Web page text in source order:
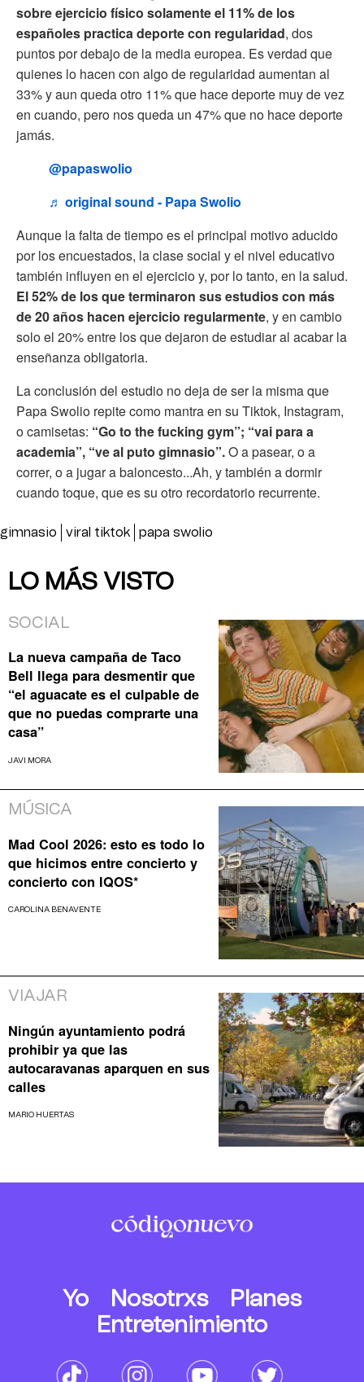
sobre ejercicio físico solamente el 11% de los
españoles practica deporte con regularidad, dos
puntos por debajo de la media europea. Es verdad que
quienes lo hacen con algo de regularidad aumentan al
33% y aun queda otro 11% que hace deporte muy de vez
en cuando, pero nos queda un 47% que no hace deporte
jamás.
@papaswolio
♬ original sound - Papa Swolio
Aunque la falta de tiempo es el principal motivo aducido
por los encuestados, la clase social y el nivel educativo
también influyen en el ejercicio y, por lo tanto, en la salud.
El 52% de los que terminaron sus estudios con más
de 20 años hacen ejercicio regularmente, y en cambio
solo el 20% entre los que dejaron de estudiar al acabar la
enseñanza obligatoria.
La conclusión del estudio no deja de ser la misma que
Papa Swolio repite como mantra en su Tiktok, Instagram,
o camisetas: “Go to the fucking gym”; “vai para a
academia”, “ve al puto gimnasio”.O a pasear, o a
correr, o a jugar a baloncesto...Ah, y también a dormir
cuando toque, que es su otro recordatorio recurrente.
gimnasio viral tiktok papa swolio
LO MÁS VISTO
SOCIAL
La nueva campaña de Taco
Bell llega para desmentir que
“el aguacate es el culpable de
que no puedas comprarte una
casa”
JAVI MORA
MÚSICA
Mad Cool 2026: esto es todo lo
que hicimos entre concierto y
concierto con IQOS*
CAROLINA BENAVENTE
VIAJAR
Ningún ayuntamiento podrá
prohibir ya que las
autocaravanas aparquen en sus
calles
MARIO HUERTAS
Yo Nosotrxs
Planes
Entretenimiento